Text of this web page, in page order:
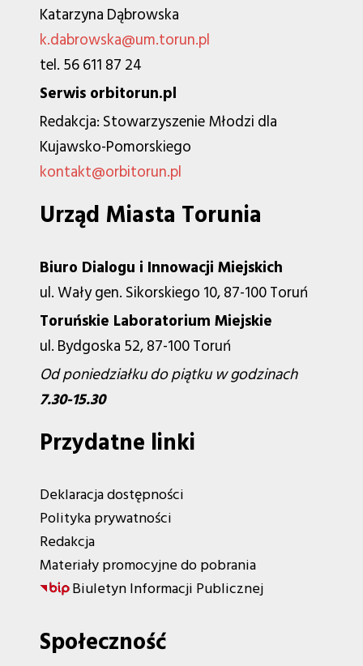
Katarzyna Dąbrowska
k.dabrowska@um.torun.pl
tel. 56 611 87 24
Serwis orbitorun.pl
Redakcja: Stowarzyszenie Młodzi dla
Kujawsko-Pomorskiego
kontakt@orbitorun.pl
Urząd Miasta Torunia
Biuro Dialogu i Innowacji Miejskich
ul. Wały gen. Sikorskiego 10, 87-100 Toruń
Toruńskie Laboratorium Miejskie
ul. Bydgoska 52, 87-100 Toruń
Od poniedziałku do piątku w godzinach
7.30-15.30
Przydatne linki
Deklaracja dostępności
Polityka prywatności
Redakcja
Materiały promocyjne do pobrania
Biuletyn Informacji Publicznej
Społeczność